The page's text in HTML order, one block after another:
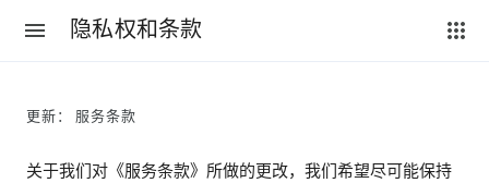
隐私权和条款
更新： 服务条款
关于我们对《服务条款》所做的更改，我们希望尽可能保持